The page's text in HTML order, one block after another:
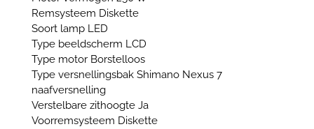
Remsysteem Diskette
Soort lamp LED
Type beeldscherm LCD
Type motor Borstelloos
Type versnellingsbak Shimano Nexus 7
naafversnelling
Verstelbare zithoogte Ja
Voorremsysteem Diskette